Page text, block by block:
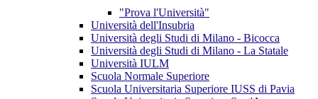
"Prova l'Università"
Università dell'Insubria
Università degli Studi di Milano - Bicocca
Università degli Studi di Milano - La Statale
Università IULM
Scuola Normale Superiore
Scuola Universitaria Superiore IUSS di Pavia